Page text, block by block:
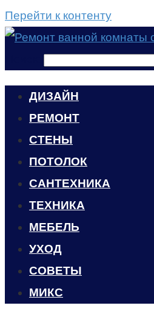
Перейти к контенту
ДИЗАЙН
РЕМОНТ
СТЕНЫ
ПОТОЛОК
САНТЕХНИКА
ТЕХНИКА
МЕБЕЛЬ
УХОД
CОВЕТЫ
МИКС